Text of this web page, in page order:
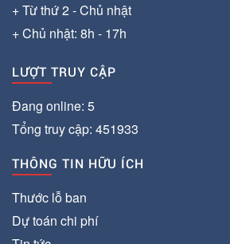
+ Từ thứ 2 - Chủ nhật
+ Chủ nhật: 8h - 17h
LƯỢT TRUY CẬP
Đang online: 5
Tổng truy cập: 451933
THÔNG TIN HỮU ÍCH
Thước lỗ ban
Dự toán chi phí